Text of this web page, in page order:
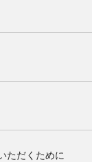
ただくために